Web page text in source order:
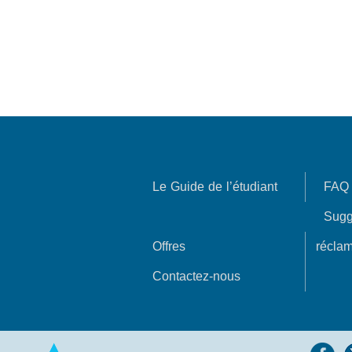
Le Guide de l’étudiant FAQ
Offres
Contactez-nous